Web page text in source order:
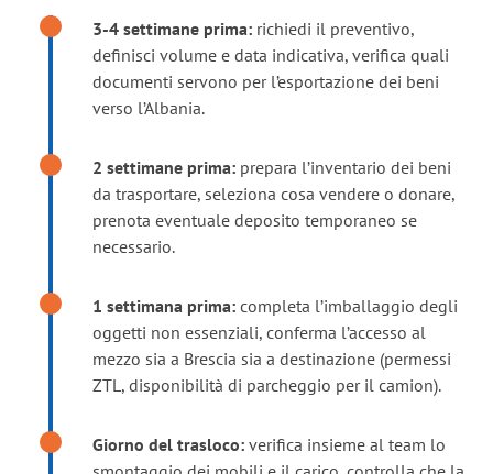
3-4 settimane prima: richiedi il preventivo,
definisci volume e data indicativa, verifica quali
documenti servono per l’esportazione dei beni
verso l’Albania.
2 settimane prima: prepara l’inventario dei beni
da trasportare, seleziona cosa vendere o donare,
prenota eventuale deposito temporaneo se
necessario.
1 settimana prima: completa l’imballaggio degli
oggetti non essenziali, conferma l’accesso al
mezzo sia a Brescia sia a destinazione (permessi
ZTL, disponibilità di parcheggio per il camion).
Giorno del trasloco: verifica insieme al team lo